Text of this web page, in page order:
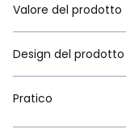
Valore del prodotto
Design del prodotto
Pratico